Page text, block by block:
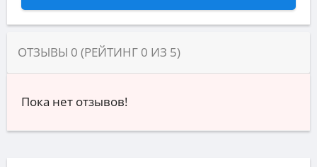
ОТЗЫВЫ 0 (РЕЙТИНГ 0 ИЗ 5)
Пока нет отзывов!